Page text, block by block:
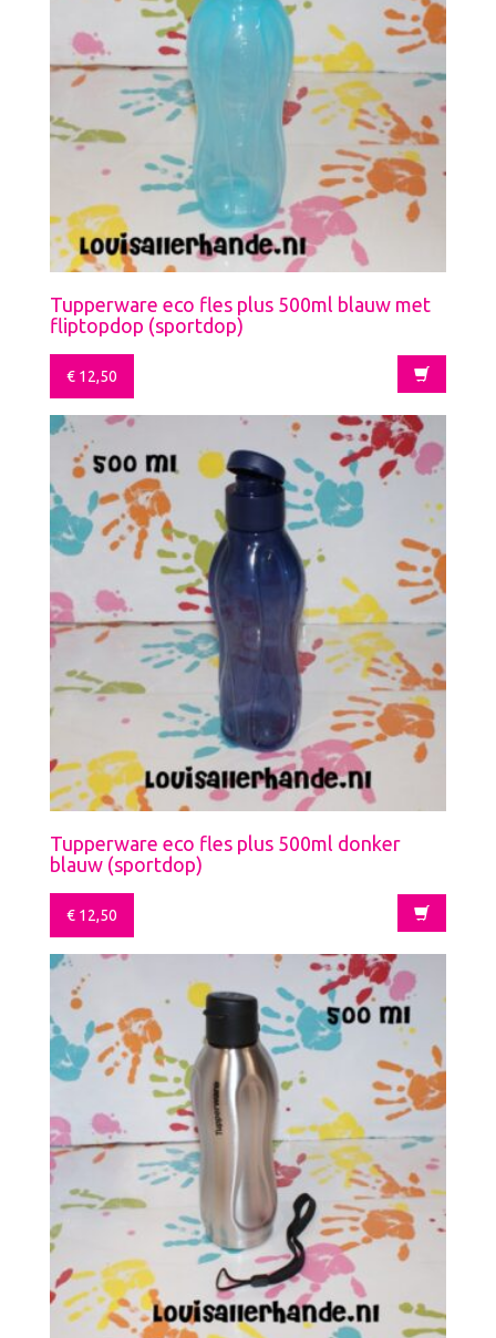
Tupperware eco fles plus 500ml blauw met
fliptopdop (sportdop)
€ 12,50
Tupperware eco fles plus 500ml donker
blauw (sportdop)
€ 12,50